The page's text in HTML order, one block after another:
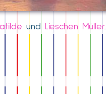
und Lieschen Müller.